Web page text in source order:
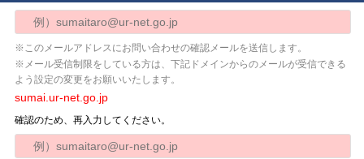
※このメールアドレスにお問い合わせの確認メールを送信します。
※メール受信制限をしている方は、下記ドメインからのメールが受信できる
よう設定の変更をお願いいたします。
sumai.ur-net.go.jp
確認のため、再入力してください。